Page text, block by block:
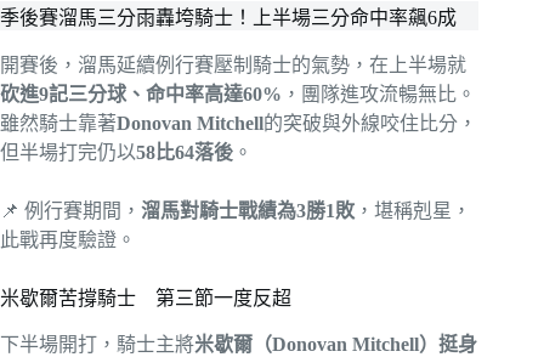
季後賽溜馬三分雨轟垮騎士！上半場三分命中率飆6成
開賽後，溜馬延續例行賽壓制騎士的氣勢，在上半場就
砍進9記三分球、命中率高達60% ，團隊進攻流暢無比。
雖然騎士靠著Donovan Mitchell的突破與外線咬住比分，
但半場打完仍以58比64落後 。
📌 例行賽期間， 溜馬對騎士戰績為3勝1敗 ，堪稱剋星，
此戰再度驗證。
米歇爾苦撐騎士 第三節一度反超
下半場開打，騎士主將米歇爾（Donovan Mitchell）挺身